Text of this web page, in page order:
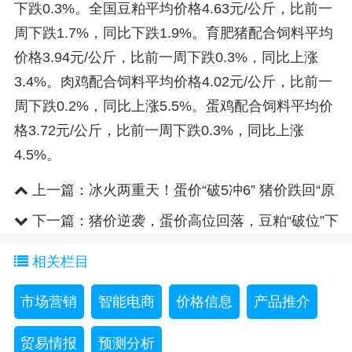
下跌0.3%。全国豆粕平均价格4.63元/公斤，比前一
周下跌1.7%，同比下跌1.9%。育肥猪配合饲料平均
价格3.94元/公斤，比前一周下跌0.3%，同比上涨
3.4%。肉鸡配合饲料平均价格4.02元/公斤，比前一
周下跌0.2%，同比上涨5.5%。蛋鸡配合饲料平均价
格3.72元/公斤，比前一周下跌0.3%，同比上涨
4.5%。
上一篇： 冰火两重天！蛋价“破5冲6” 猪价跌回“原
价”下一篇： 猪价逆袭，蛋价高位回落，豆粕“破位”下
相关栏目
市场营销 智能电商 价格信息 产品推介
贸易情报 预测分析